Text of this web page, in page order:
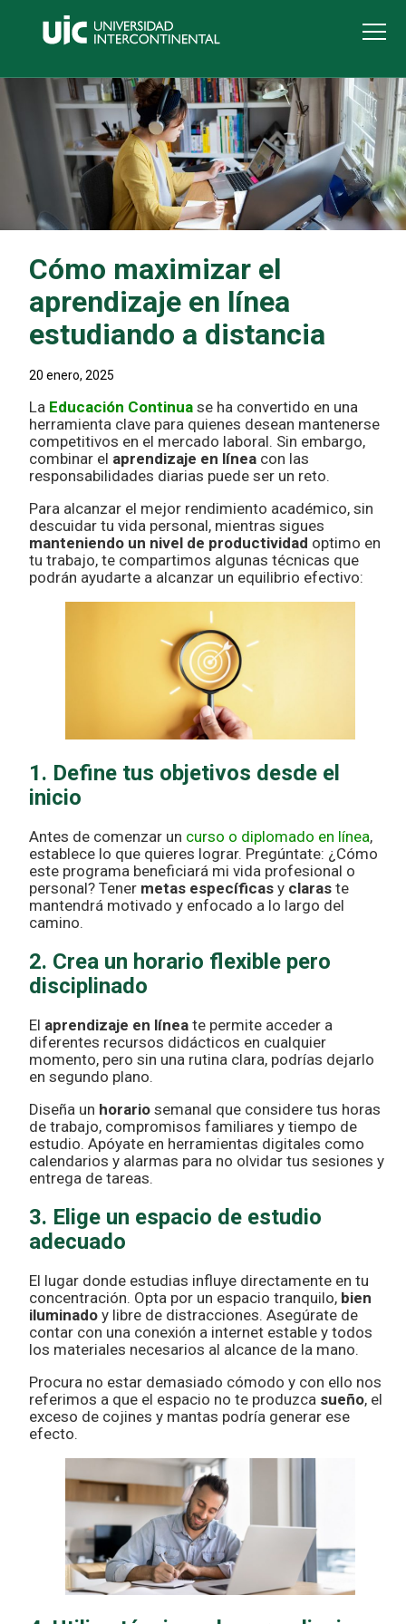
Cómo maximizar el
aprendizaje en línea
estudiando a distancia
20 enero, 2025
La Educación Continua se ha convertido en una
herramienta clave para quienes desean mantenerse
competitivos en el mercado laboral. Sin embargo,
combinar el aprendizaje en línea con las
responsabilidades diarias puede ser un reto.
Para alcanzar el mejor rendimiento académico, sin
descuidar tu vida personal, mientras sigues
manteniendo un nivel de productividad optimo en
tu trabajo, te compartimos algunas técnicas que
podrán ayudarte a alcanzar un equilibrio efectivo:
1. Define tus objetivos desde el
inicio
Antes de comenzar un curso o diplomado en línea,
establece lo que quieres lograr. Pregúntate: ¿Cómo
este programa beneficiará mi vida profesional o
personal? Tener metas específicas y claras te
mantendrá motivado y enfocado a lo largo del
camino.
2. Crea un horario flexible pero
disciplinado
El aprendizaje en línea te permite acceder a
diferentes recursos didácticos en cualquier
momento, pero sin una rutina clara, podrías dejarlo
en segundo plano.
Diseña un horario semanal que considere tus horas
de trabajo, compromisos familiares y tiempo de
estudio. Apóyate en herramientas digitales como
calendarios y alarmas para no olvidar tus sesiones y
entrega de tareas.
3. Elige un espacio de estudio
adecuado
El lugar donde estudias influye directamente en tu
concentración. Opta por un espacio tranquilo, bien
iluminado y libre de distracciones. Asegúrate de
contar con una conexión a internet estable y todos
los materiales necesarios al alcance de la mano.
Procura no estar demasiado cómodo y con ello nos
referimos a que el espacio no te produzca sueño, el
exceso de cojines y mantas podría generar ese
efecto.